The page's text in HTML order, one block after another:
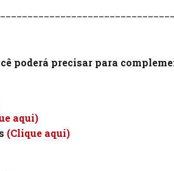
poderá precisar para
aqui)
(Clique aqui)